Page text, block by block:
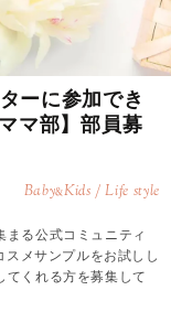
ーに参加でき
マ部】部員募
Baby&Kids / Life style
る公式コミュニティ
メサンプルをお試しし
てくれる方を募集して